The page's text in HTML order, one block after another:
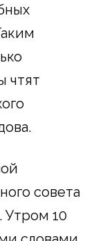
чтят
совета
Утром 10